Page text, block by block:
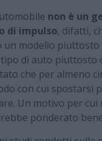
non è un
di impulso, difatti,
un modello piuttosto
di auto piuttosto
che per almeno
con cui spostarsi
Un motivo per cui
ponderato